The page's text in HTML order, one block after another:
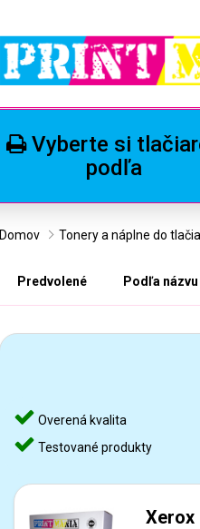
Vyberte si
podľa
Domov Tonery a náplne do
Predvolené Podľa názvu
Overená kvalita
Testované produkty
Xerox